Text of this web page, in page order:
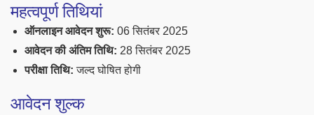
महत्वपूर्ण तिथियां
ऑनलाइन आवेदन शुरू: 06 सितंबर 2025
आवेदन की अंतिम तिथि: 28 सितंबर 2025
परीक्षा तिथि: जल्द घोषित होगी
आवेदन शुल्क